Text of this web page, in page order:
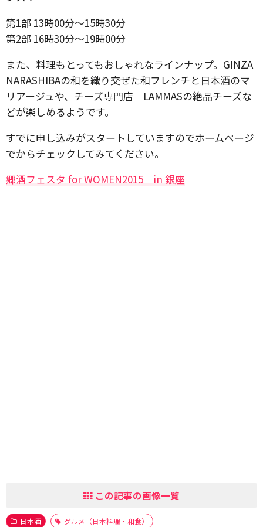
第1部 13時00分～15時30分
第2部 16時30分～19時00分
また、料理もとってもおしゃれなラインナップ。GINZA
NARASHIBAの和を織り交ぜた和フレンチと日本酒のマ
リアージュや、チーズ専門店 LAMMASの絶品チーズな
どが楽しめるようです。
すでに申し込みがスタートしていますのでホームページ
でからチェックしてみてください。
郷酒フェスタ for WOMEN2015 in 銀座
この記事の画像一覧
日本酒 グルメ（日本料理・和食）